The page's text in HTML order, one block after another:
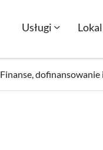
Usługi
Finanse,